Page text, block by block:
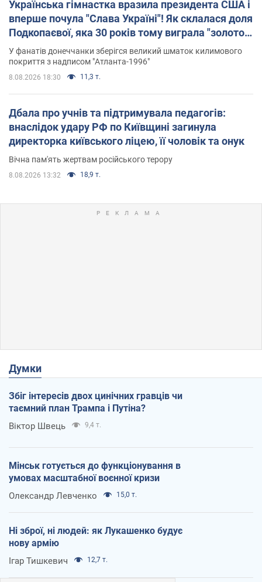
Українська гімнастка вразила президента США і
вперше почула "Слава Україні"! Як склалася доля
Подкопаєвої, яка 30 років тому виграла "золото"
Олімпіади
У фанатів донеччанки зберігся великий шматок килимового
покриття з надписом "Атланта-1996"
8.08.2026 18:30 11,3 т.
Дбала про учнів та підтримувала педагогів:
внаслідок удару РФ по Київщині загинула
директорка київського ліцею, її чоловік та онук
Вічна пам'ять жертвам російського терору
8.08.2026 13:32 18,9 т.
Думки
Збіг інтересів двох цинічних гравців чи
таємний план Трампа і Путіна?
Віктор Швець 9,4 т.
Мінськ готується до функціонування в
умовах масштабної воєнної кризи
Олександр Левченко 15,0 т.
Ні зброї, ні людей: як Лукашенко будує
нову армію
Ігар Тишкевич 12,7 т.